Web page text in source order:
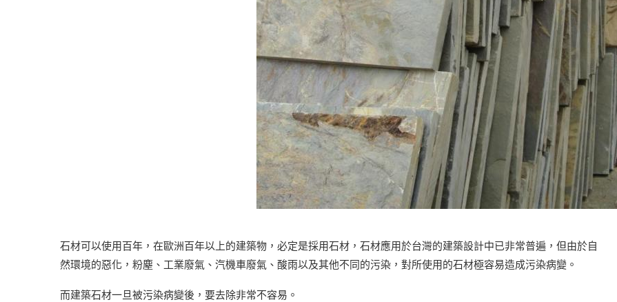
石材可以使用百年，在歐洲百年以上的建築物，必定是採用石材，石材應用於台灣的建築設計中已非常普遍，但由於自
然環境的惡化，粉塵、工業廢氣、汽機車廢氣、酸雨以及其他不同的污染，對所使用的石材極容易造成污染病變。
而建築石材一旦被污染病變後，要去除非常不容易。